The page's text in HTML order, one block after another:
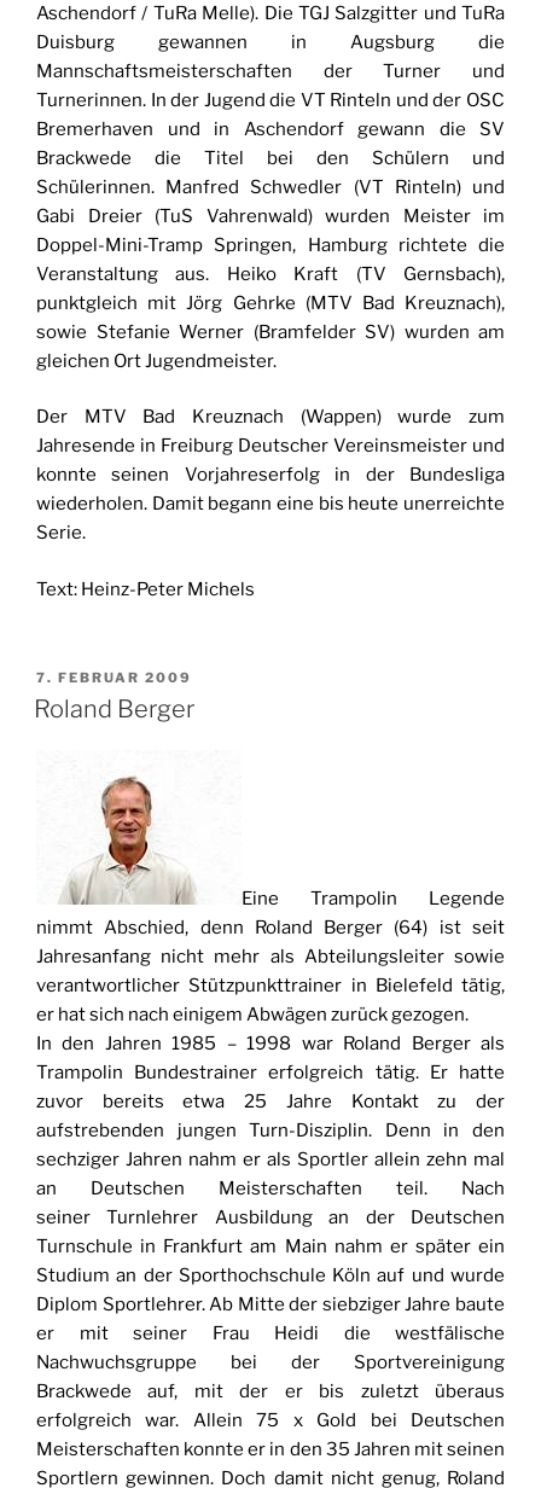
Aschendorf / TuRa Melle). Die TGJ Salzgitter und TuRa
Duisburg gewannen in Augsburg die
Mannschaftsmeisterschaften der Turner und
Turnerinnen. In der Jugend die VT Rinteln und der OSC
Bremerhaven und in Aschendorf gewann die SV
Brackwede die Titel bei den Schülern und
Schülerinnen. Manfred Schwedler (VT Rinteln) und
Gabi Dreier (TuS Vahrenwald) wurden Meister im
Doppel-Mini-Tramp Springen, Hamburg richtete die
Veranstaltung aus. Heiko Kraft (TV Gernsbach),
punktgleich mit Jörg Gehrke (MTV Bad Kreuznach),
sowie Stefanie Werner (Bramfelder SV) wurden am
gleichen Ort Jugendmeister.
Der MTV Bad Kreuznach (Wappen) wurde zum
Jahresende in Freiburg Deutscher Vereinsmeister und
konnte seinen Vorjahreserfolg in der Bundesliga
wiederholen. Damit begann eine bis heute unerreichte
Serie.
Text: Heinz-Peter Michels
VERÖFFENTLICHT
AM
7. FEBRUAR 2009
Roland Berger
Eine Trampolin Legende
nimmt Abschied, denn Roland Berger (64) ist seit
Jahresanfang nicht mehr als Abteilungsleiter sowie
verantwortlicher Stützpunkttrainer in Bielefeld tätig,
er hat sich nach einigem Abwägen zurück gezogen.
In den Jahren 1985 – 1998 war Roland Berger als
Trampolin Bundestrainer erfolgreich tätig. Er hatte
zuvor bereits etwa 25 Jahre Kontakt zu der
aufstrebenden jungen Turn-Disziplin. Denn in den
sechziger Jahren nahm er als Sportler allein zehn mal
an Deutschen Meisterschaften teil. Nach
seiner Turnlehrer Ausbildung an der Deutschen
Turnschule in Frankfurt am Main nahm er später ein
Studium an der Sporthochschule Köln auf und wurde
Diplom Sportlehrer. Ab Mitte der siebziger Jahre baute
er mit seiner Frau Heidi die westfälische
Nachwuchsgruppe bei der Sportvereinigung
Brackwede auf, mit der er bis zuletzt überaus
erfolgreich war. Allein 75 x Gold bei Deutschen
Meisterschaften konnte er in den 35 Jahren mit seinen
Sportlern gewinnen. Doch damit nicht genug, Roland